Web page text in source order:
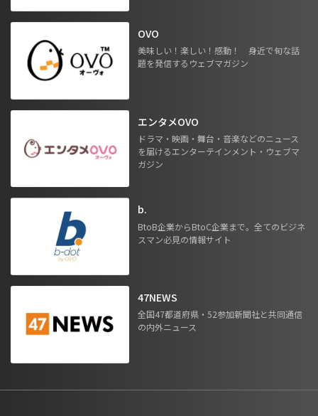
OVO
美味しい！楽しい！感動！ 身近で旬な話
題を発信するウェブマガジン
エンタメOVO
ドラマ・映画・舞台・音楽などのニュース
を届けるエンターテインメント・ウェブマ
ガジン
b.
BtoB企業からBtoC企業まで。全てのビジネ
スマン必見の情報サイト
47NEWS
全国47都道府県・52参加新聞社と共同通信
の内外ニュース